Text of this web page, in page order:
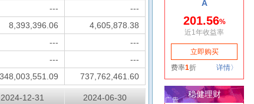
---
---
8,393,396.06
4,605,878.38
---
---
---
---
737,762,461.60
2024-12-31
2024-06-30